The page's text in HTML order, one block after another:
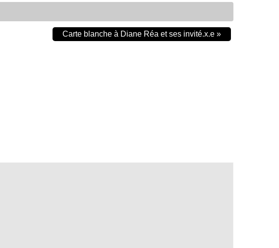
Carte blanche à Diane Réa et ses invité.x.e »